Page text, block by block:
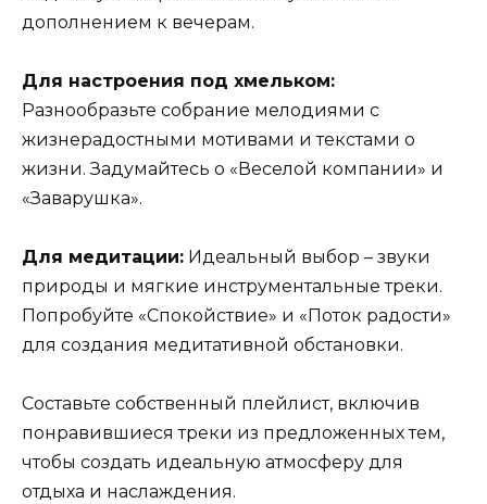
дополнением к вечерам.
Для настроения под хмельком:
Разнообразьте собрание мелодиями с
жизнерадостными мотивами и текстами о
жизни. Задумайтесь о «Веселой компании» и
«Заварушка».
Для медитации: Идеальный выбор – звуки
природы и мягкие инструментальные треки.
Попробуйте «Спокойствие» и «Поток радости»
для создания медитативной обстановки.
Составьте собственный плейлист, включив
понравившиеся треки из предложенных тем,
чтобы создать идеальную атмосферу для
отдыха и наслаждения.